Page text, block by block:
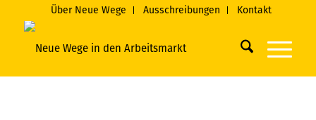
Über Neue Wege Ausschreibungen Kontakt